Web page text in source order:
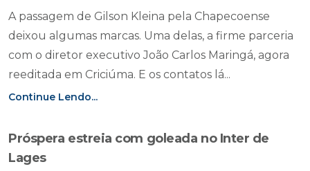
A passagem de Gilson Kleina pela Chapecoense
deixou algumas marcas. Uma delas, a firme parceria
com o diretor executivo João Carlos Maringá, agora
reeditada em Criciúma. E os contatos lá...
Continue Lendo...
Próspera estreia com goleada no Inter de
Lages